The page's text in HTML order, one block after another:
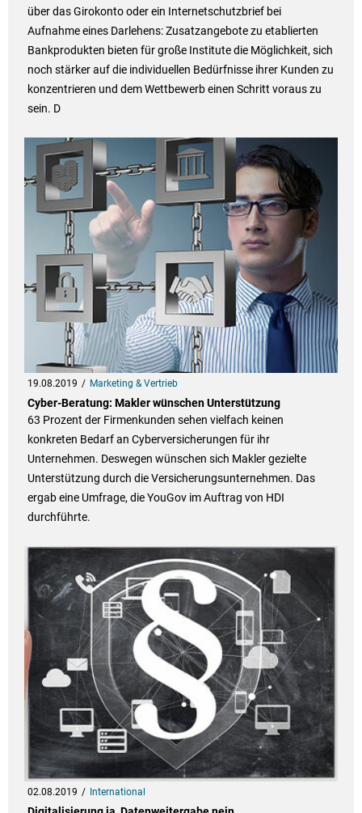
über das Girokonto oder ein Internetschutzbrief bei
Aufnahme eines Darlehens: Zusatzangebote zu etablierten
Bankprodukten bieten für große Institute die Möglichkeit, sich
noch stärker auf die individuellen Bedürfnisse ihrer Kunden zu
konzentrieren und dem Wettbewerb einen Schritt voraus zu
sein. D
19.08.2019 Marketing & Vertrieb
Cyber-Beratung: Makler wünschen Unterstützung
63 Prozent der Firmenkunden sehen vielfach keinen
konkreten Bedarf an Cyberversicherungen für ihr
Unternehmen. Deswegen wünschen sich Makler gezielte
Unterstützung durch die Versicherungsunternehmen. Das
ergab eine Umfrage, die YouGov im Auftrag von HDI
durchführte.
02.08.2019 International